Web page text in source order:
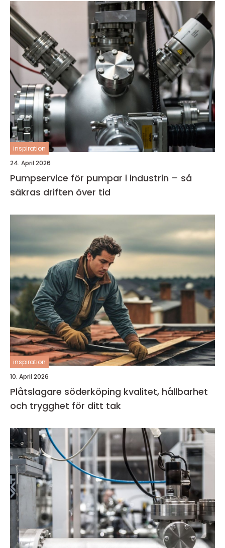
inspiration
24. April 2026
Pumpservice för pumpar i industrin – så
säkras driften över tid
inspiration
10. April 2026
Plåtslagare söderköping kvalitet, hållbarhet
och trygghet för ditt tak